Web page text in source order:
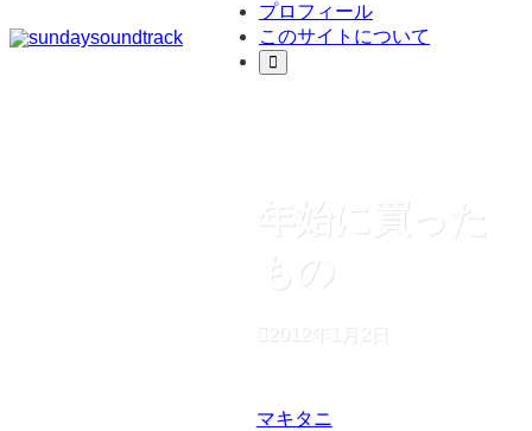
プロフィール
このサイトについて
年始に買った
もの
2012年1月2日
マキタニ